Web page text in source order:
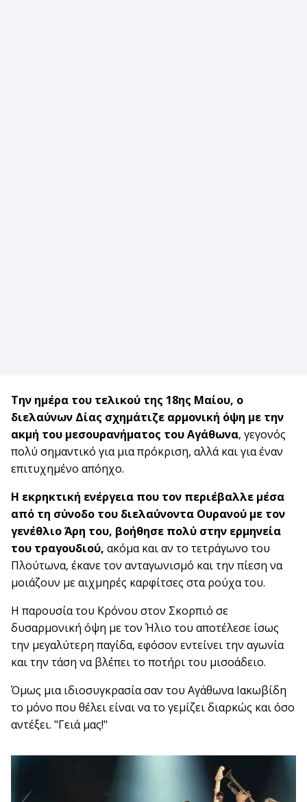
Την ημέρα του τελικού της 18ης Μαίου, ο
διελαύνων Δίας σχημάτιζε αρμονική όψη με την
ακμή του μεσουρανήματος του Αγάθωνα, γεγονός
πολύ σημαντικό για μια πρόκριση, αλλά και για έναν
επιτυχημένο απόηχο.
Η εκρηκτική ενέργεια που τον περιέβαλλε μέσα
από τη σύνοδο του διελαύνοντα Ουρανού με τον
γενέθλιο Άρη του, βοήθησε πολύ στην ερμηνεία
του τραγουδιού, ακόμα και αν το τετράγωνο του
Πλούτωνα, έκανε τον ανταγωνισμό και την πίεση να
μοιάζουν με αιχμηρές καρφίτσες στα ρούχα του.
Η παρουσία του Κρόνου στον Σκορπιό σε
δυσαρμονική όψη με τον Ήλιο του αποτέλεσε ίσως
την μεγαλύτερη παγίδα, εφόσον εντείνει την αγωνία
και την τάση να βλέπει το ποτήρι του μισοάδειο.
Όμως μια ιδιοσυγκρασία σαν του Αγάθωνα Ιακωβίδη
το μόνο που θέλει είναι να το γεμίζει διαρκώς και όσο
αντέξει. "Γειά μας!"